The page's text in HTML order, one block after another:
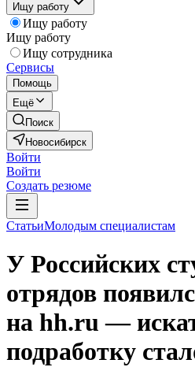
Ищу работу
Ищу работу
Ищу работу
Ищу сотрудника
Сервисы
Помощь
Ещё
Поиск
Новосибирск
Войти
Войти
Создать резюме
СтатьиМолодым специалистам
У Российских
отрядов
на hh.ru —
подработку